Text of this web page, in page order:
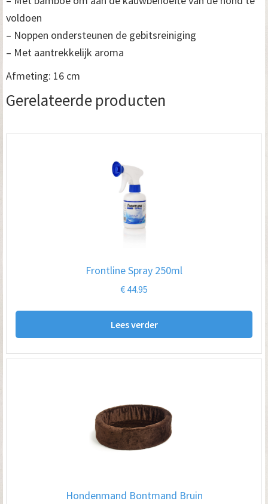
voldoen
– Noppen ondersteunen de gebitsreiniging
– Met aantrekkelijk aroma
Afmeting: 16 cm
Gerelateerde producten
Frontline Spray 250ml
€ 44.95
Lees verder
Hondenmand Bontmand Bruin